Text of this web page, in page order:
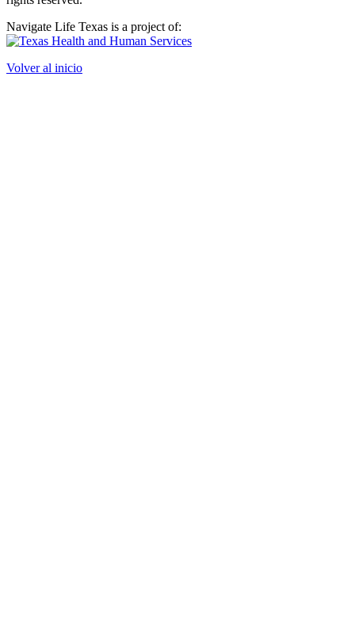
Navigate Life Texas is a project of:
Volver al inicio